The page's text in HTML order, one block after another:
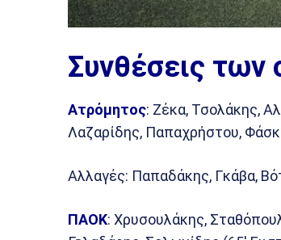
Συνθέσεις των
Ατρόμητος: Ζέκα, Τσολάκης,
Λαζαρίδης, Παπαχρήστου,
Αλλαγές: Παπαδάκης, Γκάβα,
ΠΑΟΚ: Χρυσουλάκης,